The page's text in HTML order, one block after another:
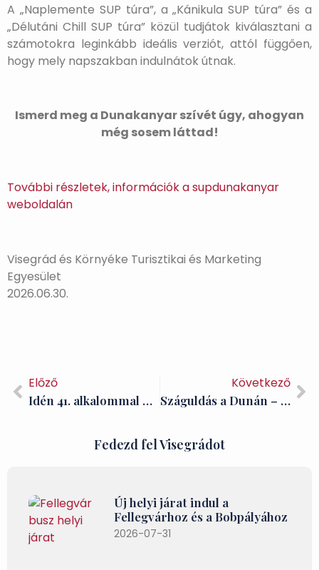
A „Naplemente SUP túra”, a „Kánikula SUP túra” és a
„Délutáni Chill SUP túra” közül tudjátok kiválasztani a
számotokra leginkább ideális verziót, attól függően,
hogy mely napszakban indulnátok útnak.
Ismerd meg a Dunakanyar szívét úgy, ahogyan
még sosem láttad!
További részletek, információk a supdunakanyar
weboldalán
Visegrád és Környéke Turisztikai és Marketing
Egyesület
2026.06.30.
Előző
Idén 41. alkalommal gyűlnek össze a lovagok a Visegrádi Nemzetközi Palotajátékokon
Következő
Száguldás a Dunán – Motorcsónakos élményutak a Dunakanyarban
Fedezd fel Visegrádot
Új helyi járat indul a
Fellegvárhoz és a Bobpályához
2026-07-31